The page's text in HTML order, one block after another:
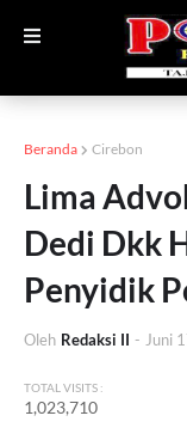
Beranda Cirebon
Lima
Dedi Dkk
Penyidik
Oleh Redaksi II - Juni
TOTAL VISITS :
1,023,710